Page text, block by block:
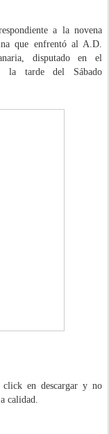
a la novena
que enfrentó al A.D.
, disputadoen el
la tarde del Sábado
click en descargar y no
calidad.